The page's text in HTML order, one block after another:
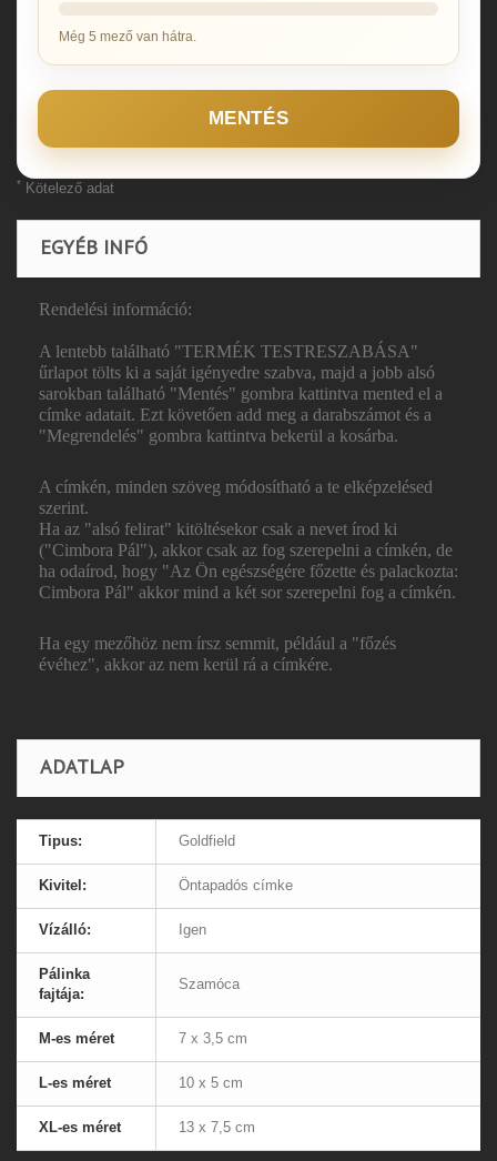
Még 5 mező van hátra.
MENTÉS
* Kötelező adat
EGYÉB INFÓ
Rendelési információ:
A lentebb található "TERMÉK TESTRESZABÁSA"
űrlapot tölts ki a saját igényedre szabva, majd a jobb alsó
sarokban található "Mentés" gombra kattintva mented el a
címke adatait. Ezt követően add meg a darabszámot és a
"Megrendelés" gombra kattintva bekerül a kosárba.
A címkén, minden szöveg módosítható a te elképzelésed
szerint.
Ha az "alsó felirat" kitöltésekor csak a nevet írod ki
("Cimbora Pál"), akkor csak az fog szerepelni a címkén, de
ha odaírod, hogy "Az Ön egészségére főzette és palackozta:
Cimbora Pál" akkor mind a két sor szerepelni fog a címkén.
Ha egy mezőhöz nem írsz semmit, például a "főzés
évéhez", akkor az nem kerül rá a címkére.
ADATLAP
Tipus: Goldfield
Kivitel: Öntapadós címke
Vízálló: Igen
Pálinka
fajtája:
Szamóca
M-es méret 7 x 3,5 cm
L-es méret 10 x 5 cm
XL-es méret 13 x 7,5 cm